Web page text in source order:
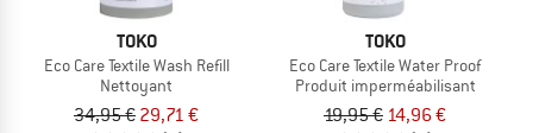
TOKO
Eco Care Textile Wash Refill
Nettoyant
34,95 € 29,71 €
TOKO
Eco Care Textile Water Proof
Produit imperméabilisant
19,95 € 14,96 €